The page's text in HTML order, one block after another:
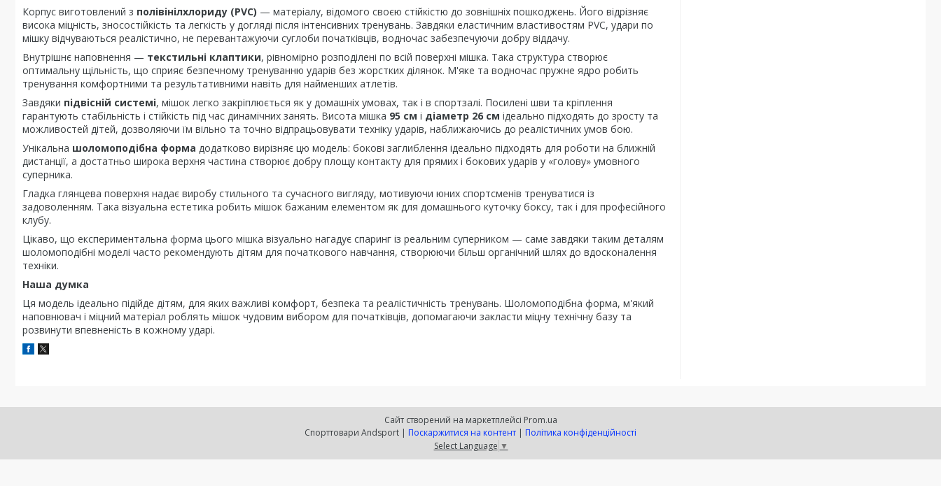
Корпус виготовлений з полівінілхлориду (PVC) — матеріалу, відомого своєю стійкістю до зовнішніх пошкоджень. Його відрізняє
висока міцність, зносостійкість та легкість у догляді після інтенсивних тренувань. Завдяки еластичним властивостям PVC, удари по
мішку відчуваються реалістично, не перевантажуючи суглоби початківців, водночас забезпечуючи добру віддачу.
Внутрішнє наповнення — текстильні клаптики, рівномірно розподілені по всій поверхні мішка. Така структура створює
оптимальну щільність, що сприяє безпечному тренуванню ударів без жорстких ділянок. М'яке та водночас пружне ядро робить
тренування комфортними та результативними навіть для найменших атлетів.
Завдяки підвісній системі, мішок легко закріплюється як у домашніх умовах, так і в спортзалі. Посилені шви та кріплення
гарантують стабільність і стійкість під час динамічних занять. Висота мішка 95 см і діаметр 26 см ідеально підходять до зросту та
можливостей дітей, дозволяючи їм вільно та точно відпрацьовувати техніку ударів, наближаючись до реалістичних умов бою.
Унікальна шоломоподібна форма додатково вирізняє цю модель: бокові заглиблення ідеально підходять для роботи на ближній
дистанції, а достатньо широка верхня частина створює добру площу контакту для прямих і бокових ударів у «голову» умовного
суперника.
Гладка глянцева поверхня надає виробу стильного та сучасного вигляду, мотивуючи юних спортсменів тренуватися із
задоволенням. Така візуальна естетика робить мішок бажаним елементом як для домашнього куточку боксу, так і для професійного
клубу.
Цікаво, що експериментальна форма цього мішка візуально нагадує спаринг із реальним суперником — саме завдяки таким деталям
шоломоподібні моделі часто рекомендують дітям для початкового навчання, створюючи більш органічний шлях до вдосконалення
техніки.
Наша думка
Ця модель ідеально підійде дітям, для яких важливі комфорт, безпека та реалістичність тренувань. Шоломоподібна форма, м'який
наповнювач і міцний матеріал роблять мішок чудовим вибором для початківців, допомагаючи закласти міцну технічну базу та
розвинути впевненість в кожному ударі.
Сайт створений на маркетплейсі Prom.ua
Спорттовари Andsport | Поскаржитися на контент | Політика конфіденційності
Select Language ▼